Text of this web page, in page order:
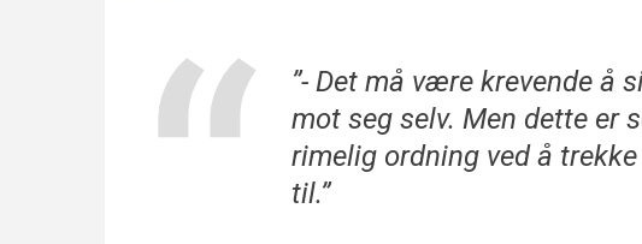
”- Det må være krevende å
mot seg selv. Men dette er
rimelig ordning ved å
til.”